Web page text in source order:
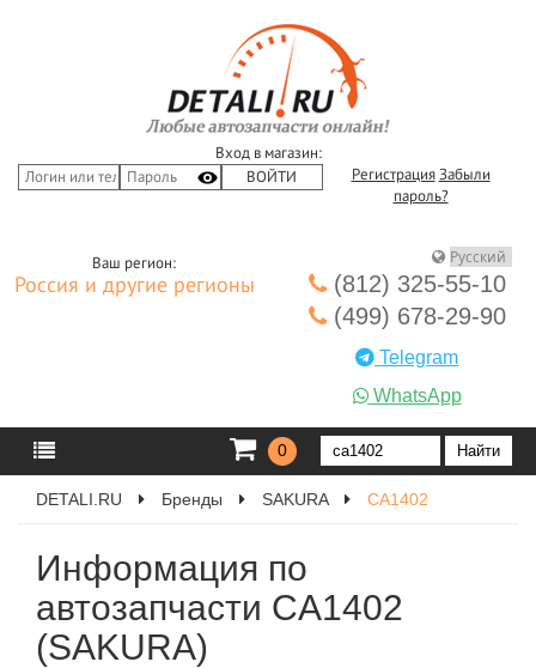
Вход в магазин:
Регистрация Забыли
пароль?
Ваш регион:
Россия и другие регионы
(812) 325-55-10
(499) 678-29-90
Telegram
WhatsApp
0
DETALI.RU Бренды SAKURA CA1402
Информация по
автозапчасти CA1402
(SAKURA)